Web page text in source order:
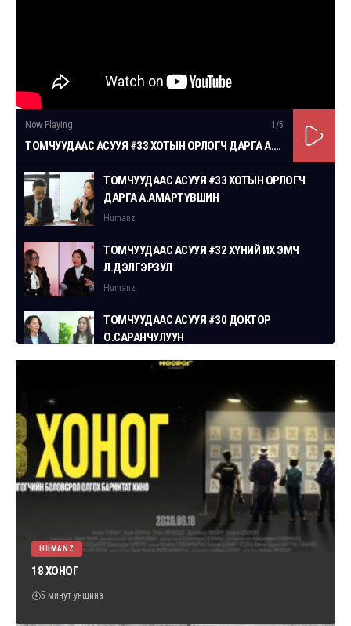
Now Playing 1 /5
ТОМЧУУДААС АСУУЯ #33 ХОТЫН ОРЛОГЧ ДАРГА А.АМАРТҮВШИН
ТОМЧУУДААС АСУУЯ #33 ХОТЫН ОРЛОГЧ
ДАРГА А.АМАРТҮВШИН
Humanz
ТОМЧУУДААС АСУУЯ #32 ХҮНИЙ ИХ ЭМЧ
Л.ДЭЛГЭРЗУЛ
Humanz
ТОМЧУУДААС АСУУЯ #30 ДОКТОР
О.САРАНЧУЛУУН
Humanz
ТОМЧУУДААС АСУУЯ #29 СГЗ С.ЦОГТБАЯР
Humanz
ТОМЧУУДААС АСУУЯ #28 ХУУЛЬЧ
Г.ЭРДЭНЭБАТ
Humanz
HUMANZ
18 ХОНОГ
5 минут уншина